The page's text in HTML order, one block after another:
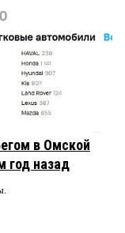
в Омской
год назад